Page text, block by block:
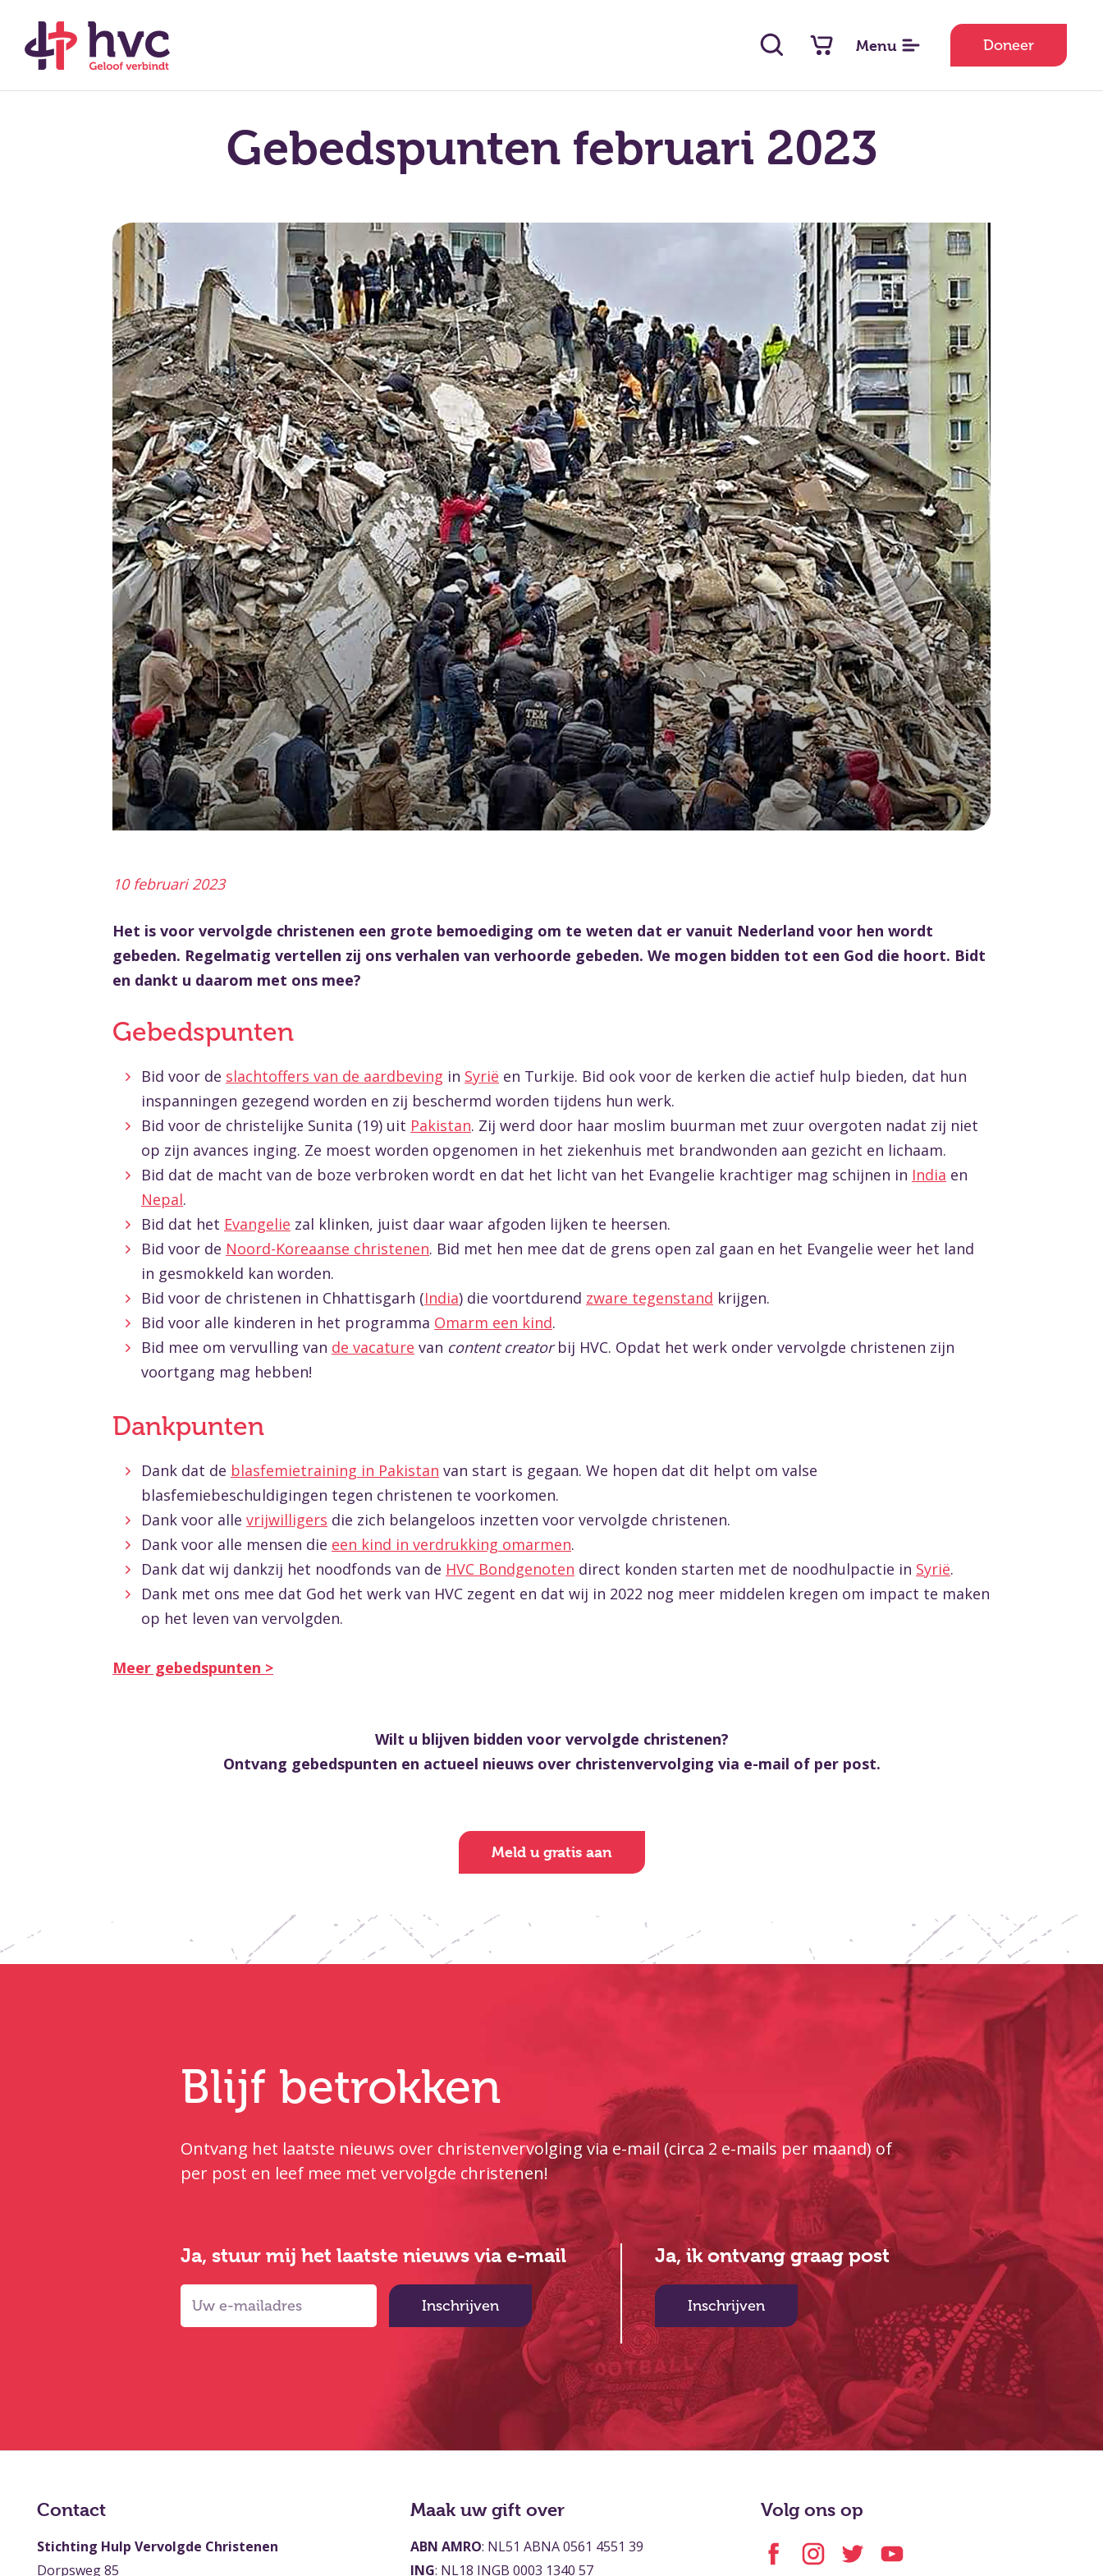
Menu Doneer
Gebedspunten februari 2023
10 februari 2023
Het is voor vervolgde christenen een grote bemoediging om te weten dat er vanuit Nederland voor hen wordt
gebeden. Regelmatig vertellen zij ons verhalen van verhoorde gebeden. We mogen bidden tot een God die hoort. Bidt
en dankt u daarom met ons mee?
Gebedspunten
Bid voor de slachtoffers van de aardbeving in Syrië en Turkije. Bid ook voor de kerken die actief hulp bieden, dat hun
inspanningen gezegend worden en zij beschermd worden tijdens hun werk.
Bid voor de christelijke Sunita (19) uit Pakistan. Zij werd door haar moslim buurman met zuur overgoten nadat zij niet
op zijn avances inging. Ze moest worden opgenomen in het ziekenhuis met brandwonden aan gezicht en lichaam.
Bid dat de macht van de boze verbroken wordt en dat het licht van het Evangelie krachtiger mag schijnen in India en
Nepal.
Bid dat het Evangelie zal klinken, juist daar waar afgoden lijken te heersen.
Bid voor de Noord-Koreaanse christenen. Bid met hen mee dat de grens open zal gaan en het Evangelie weer het land
in gesmokkeld kan worden.
Bid voor de christenen in Chhattisgarh (India) die voortdurend zware tegenstand krijgen.
Bid voor alle kinderen in het programma Omarm een kind.
Bid mee om vervulling van de vacature van content creatorbij HVC. Opdat het werk onder vervolgde christenen zijn
voortgang mag hebben!
Dankpunten
Dank dat de blasfemietraining in Pakistan van start is gegaan. We hopen dat dit helpt om valse
blasfemiebeschuldigingen tegen christenen te voorkomen.
Dank voor alle vrijwilligers die zich belangeloos inzetten voor vervolgde christenen.
Dank voor alle mensen die een kind in verdrukking omarmen.
Dank dat wij dankzij het noodfonds van de HVC Bondgenoten direct konden starten met de noodhulpactie in Syrië.
Dank met ons mee dat God het werk van HVC zegent en dat wij in 2022 nog meer middelen kregen om impact te maken
op het leven van vervolgden.
Meer gebedspunten >
Wilt u blijven bidden voor vervolgde christenen?
Ontvang gebedspunten en actueel nieuws over christenvervolging via e-mail of per post.
Meld u gratis aan
Blijf betrokken
Ontvang het laatste nieuws over christenvervolging via e-mail (circa 2 e-mails per maand) of
per post en leef mee met vervolgde christenen!
Ja, stuur mij het laatste nieuws via e-mail
Inschrijven
Ja, ik ontvang graag post
Inschrijven
Contact
Stichting Hulp Vervolgde Christenen
Dorpsweg 85
Maak uw gift over
ABN AMRO: NL51 ABNA 0561 4551 39
ING: NL18 INGB 0003 1340 57
Volg ons op